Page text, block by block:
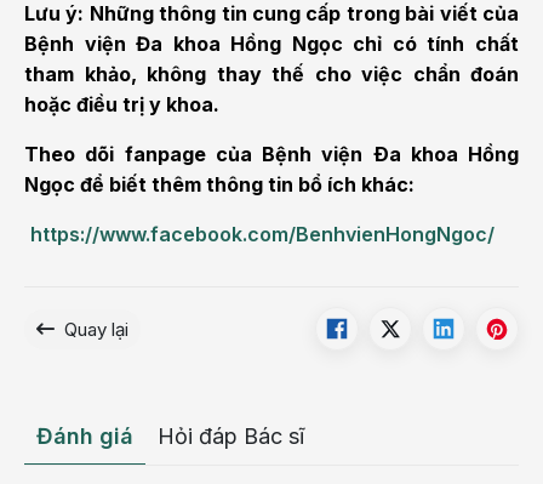
Lưu ý: Những thông tin cung cấp trong bài viết của
Bệnh viện Đa khoa Hồng Ngọc chỉ có tính chất
tham khảo, không thay thế cho việc chẩn đoán
hoặc điều trị y khoa.
Theo dõi fanpage của Bệnh viện Ða khoa Hồng
Ngọc để biết thêm thông tin bổ ích khác:
https://www.facebook.com/BenhvienHongNgoc/
Quay lại
Đánh giá Hỏi đáp Bác sĩ